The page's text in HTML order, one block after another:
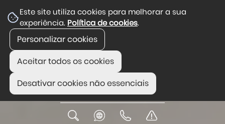
Este site utiliza cookies para melhorar a sua
experiência. Política de cookies.
Personalizar cookies
Aceitar todos os cookies
Desativar cookies não essenciais
e reforçou compromisso com a valorização da
voltou a encantar na Lagoa Grande do Arrimal